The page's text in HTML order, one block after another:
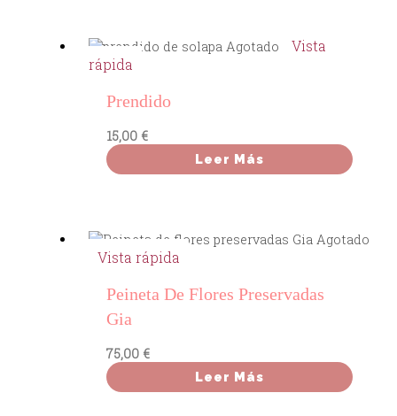
Agotado
Vista
rápida
Prendido
15,00 €
Leer Más
Agotado
Vista rápida
Peineta De Flores Preservadas
Gia
75,00 €
Leer Más